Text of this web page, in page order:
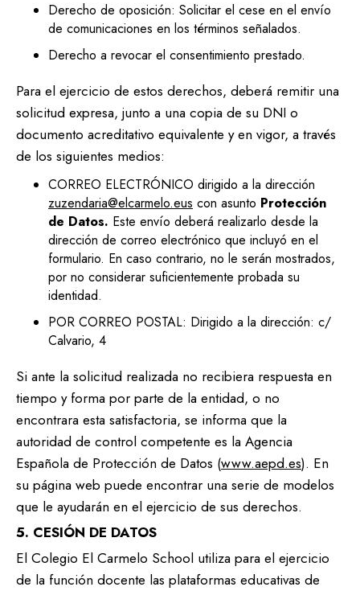
Derecho de oposición: Solicitar el cese en el envío
de comunicaciones en los términos señalados.
Derecho a revocar el consentimiento prestado.
Para el ejercicio de estos derechos, deberá remitir una
solicitud expresa, junto a una copia de su DNI o
documento acreditativo equivalente y en vigor, a través
de los siguientes medios:
CORREO ELECTRÓNICO dirigido a la dirección
zuzendaria@elcarmelo.eus con asunto Protección
de Datos. Este envío deberá realizarlo desde la
dirección de correo electrónico que incluyó en el
formulario. En caso contrario, no le serán mostrados,
por no considerar suficientemente probada su
identidad.
POR CORREO POSTAL: Dirigido a la dirección: c/
Calvario, 4
Si ante la solicitud realizada no recibiera respuesta en
tiempo y forma por parte de la entidad, o no
encontrara esta satisfactoria, se informa que la
autoridad de control competente es la Agencia
Española de Protección de Datos (www.aepd.es). En
su página web puede encontrar una serie de modelos
que le ayudarán en el ejercicio de sus derechos.
5. CESIÓN DE DATOS
El Colegio El Carmelo School utiliza para el ejercicio
de la función docente las plataformas educativas de